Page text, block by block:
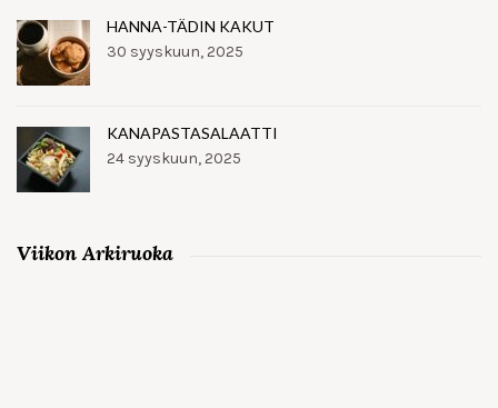
HANNA-TÄDIN KAKUT
30 syyskuun, 2025
KANAPASTASALAATTI
24 syyskuun, 2025
Viikon Arkiruoka